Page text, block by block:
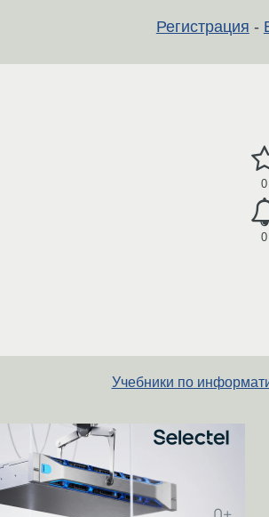
Регистрация -
0
0
Учебники по